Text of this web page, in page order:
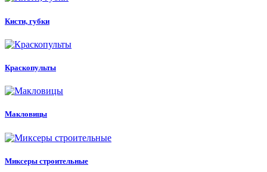
Кисти, губки
Краскопульты
Макловицы
Миксеры строительные